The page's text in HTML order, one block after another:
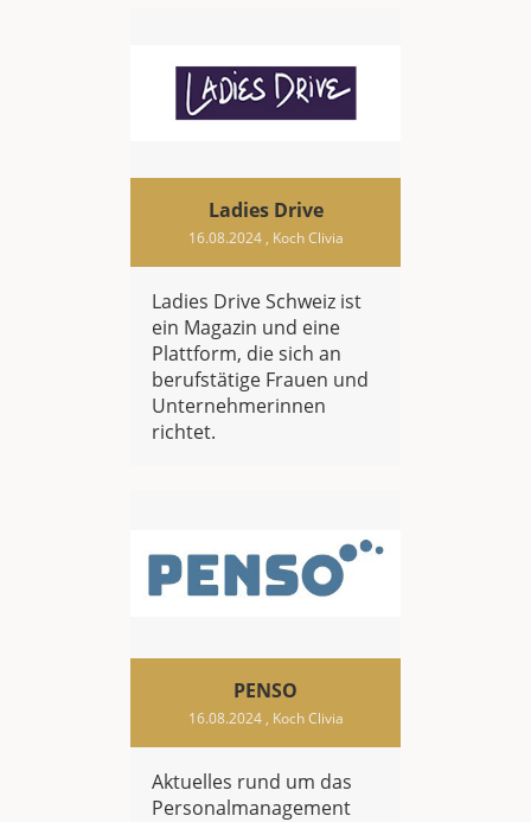
Ladies Drive
16.08.2024, Koch Clivia
Ladies Drive Schweiz ist
ein Magazin und eine
Plattform, die sich an
berufstätige Frauen und
Unternehmerinnen
richtet.
PENSO
16.08.2024, Koch Clivia
Aktuelles rund um das
Personalmanagement